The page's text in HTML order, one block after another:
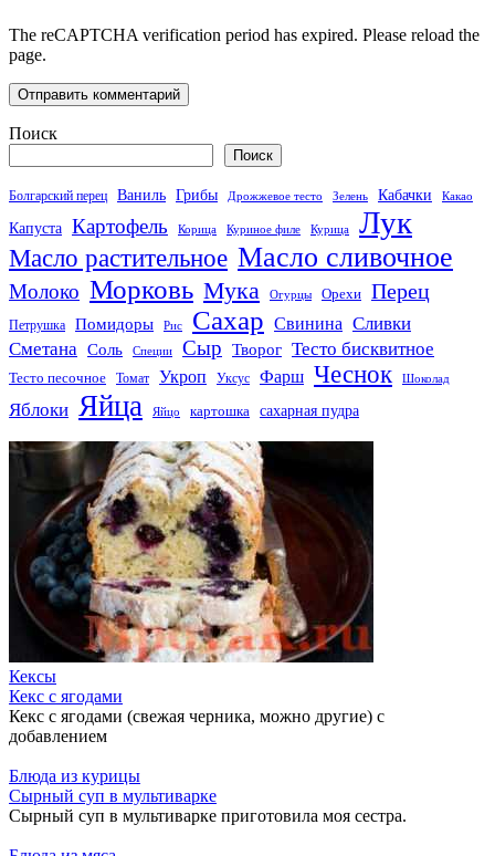
The reCAPTCHA verification period has expired. Please reload the
page.
Поиск
Поиск
Болгарский перец Ваниль Грибы Дрожжевое тесто Зелень Кабачки Какао
Капуста Картофель Корица Куриное филе Курица Лук
Масло растительное Масло сливочное
Молоко Морковь Мука Огурцы Орехи Перец
Петрушка Помидоры Рис Сахар Свинина Сливки
Сметана Соль Специи Сыр Творог Тесто бисквитное
Тесто песочное Томат Укроп Уксус Фарш Чеснок Шоколад
Яблоки Яйца Яйцо картошка сахарная пудра
Кексы
Кекс с ягодами
Кекс с ягодами (свежая черника, можно другие) с
добавлением
Блюда из курицы
Сырный суп в мультиварке
Сырный суп в мультиварке приготовила моя сестра.